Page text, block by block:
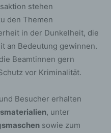
stehen
den Themen
in der Dunkelheit, die
an Bedeutung gewinnen.
Beamtinnen gern
vor Kriminalität.
Besucher erhalten
, unter
sowie zum